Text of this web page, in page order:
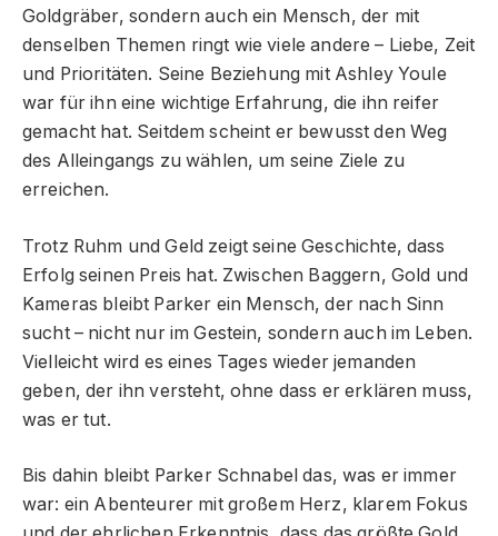
Goldgräber, sondern auch ein Mensch, der mit
denselben Themen ringt wie viele andere – Liebe, Zeit
und Prioritäten. Seine Beziehung mit Ashley Youle
war für ihn eine wichtige Erfahrung, die ihn reifer
gemacht hat. Seitdem scheint er bewusst den Weg
des Alleingangs zu wählen, um seine Ziele zu
erreichen.
Trotz Ruhm und Geld zeigt seine Geschichte, dass
Erfolg seinen Preis hat. Zwischen Baggern, Gold und
Kameras bleibt Parker ein Mensch, der nach Sinn
sucht – nicht nur im Gestein, sondern auch im Leben.
Vielleicht wird es eines Tages wieder jemanden
geben, der ihn versteht, ohne dass er erklären muss,
was er tut.
Bis dahin bleibt Parker Schnabel das, was er immer
war: ein Abenteurer mit großem Herz, klarem Fokus